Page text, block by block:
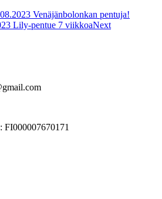
Venäjänbolonkan pentuja!
Lily-pentue 7 viikkoaNext
FI000007670171